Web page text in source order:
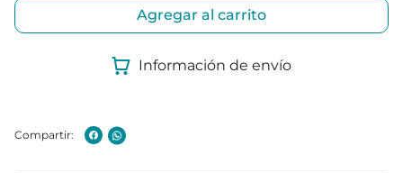
Agregar al carrito
Información de envío